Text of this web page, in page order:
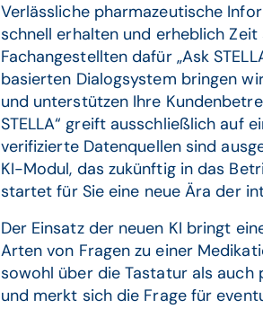
Verlässliche pharmazeutische
schnell erhalten und erheblich
Fachangestellten dafür „Ask
basierten Dialogsystem bringen
und unterstützen Ihre
STELLA“ greift ausschließlich auf
verifizierte Datenquellen sind
KI-Modul, das zukünftig in das
startet für Sie eine neue Ära der
Der Einsatz der neuen KI bringt
Arten von Fragen zu einer
sowohl über die Tastatur als
und merkt sich die Frage für